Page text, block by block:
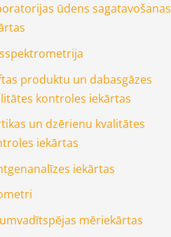
ūdens sagatavošanas
produktu un dabasgāzes
kontroles iekārtas
un dzērienu kvalitātes
iekārtas
iekārtas
mēriekārtas